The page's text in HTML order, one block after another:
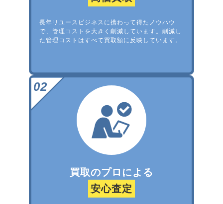
長年リユースビジネスに携わって得たノウハウ
で、管理コストを大きく削減しています。削減し
た管理コストはすべて買取額に反映しています。
買取のプロによる
安心査定